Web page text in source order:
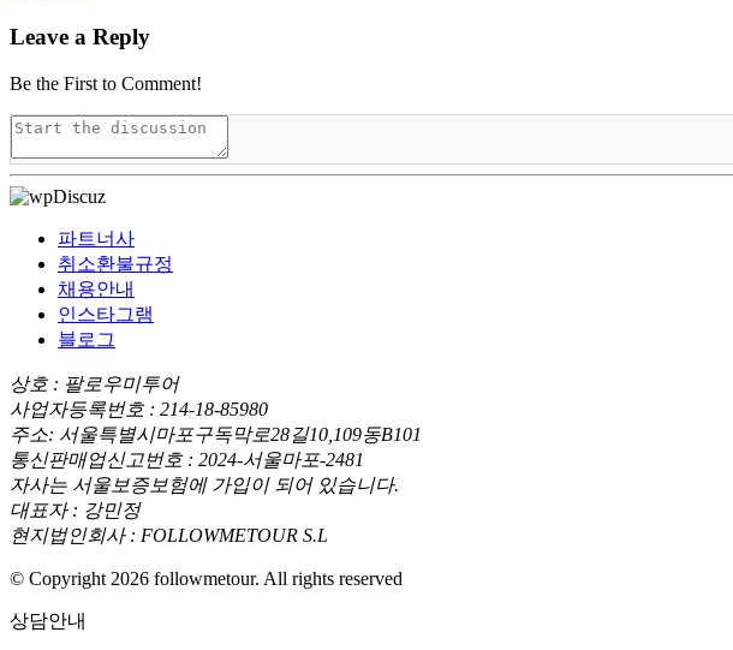
Leave a Reply
Be the First to Comment!
파트너사
취소환불규정
채용안내
인스타그램
블로그
상호 : 팔로우미투어
사업자등록번호 : 214-18-85980
주소: 서울특별시마포구독막로28길10,109동B101
통신판매업신고번호 : 2024-서울마포-2481
자사는 서울보증보험에 가입이 되어 있습니다.
대표자 : 강민정
현지법인회사 : FOLLOWMETOUR S.L
© Copyright 2026 followmetour. All rights reserved
상담안내